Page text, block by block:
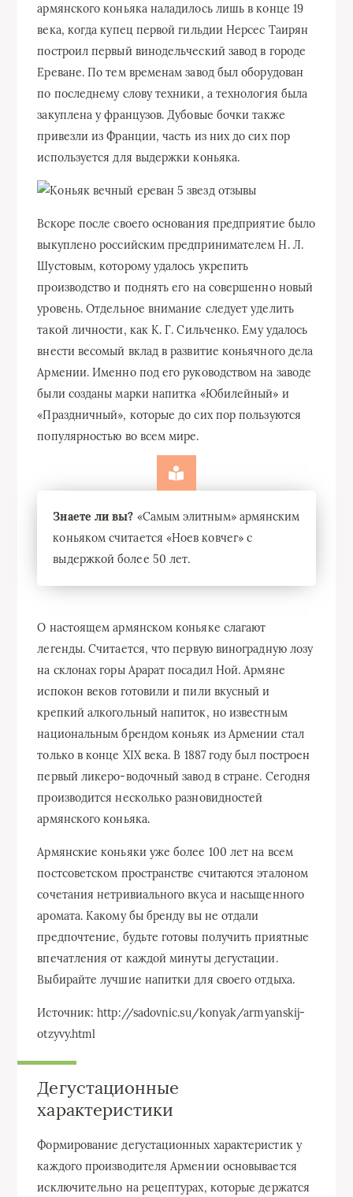
армянского коньяка наладилось лишь в конце 19
века, когда купец первой гильдии Нерсес Таирян
построил первый винодельческий завод в городе
Ереване. По тем временам завод был оборудован
по последнему слову техники, а технология была
закуплена у французов. Дубовые бочки также
привезли из Франции, часть из них до сих пор
используется для выдержки коньяка.
Вскоре после своего основания предприятие было
выкуплено российским предпринимателем Н. Л.
Шустовым, которому удалось укрепить
производство и поднять его на совершенно новый
уровень. Отдельное внимание следует уделить
такой личности, как К. Г. Сильченко. Ему удалось
внести весомый вклад в развитие коньячного дела
Армении. Именно под его руководством на заводе
были созданы марки напитка «Юбилейный» и
«Праздничный», которые до сих пор пользуются
популярностью во всем мире.
Знаете ли вы? «Самым элитным» армянским
коньяком считается «Ноев ковчег» с
выдержкой более 50 лет.
О настоящем армянском коньяке слагают
легенды. Считается, что первую виноградную лозу
на склонах горы Арарат посадил Ной. Армяне
испокон веков готовили и пили вкусный и
крепкий алкогольный напиток, но известным
национальным брендом коньяк из Армении стал
только в конце XIX века. В 1887 году был построен
первый ликеро-водочный завод в стране. Сегодня
производится несколько разновидностей
армянского коньяка.
Армянские коньяки уже более 100 лет на всем
постсоветском пространстве считаются эталоном
сочетания нетривиального вкуса и насыщенного
аромата. Какому бы бренду вы не отдали
предпочтение, будьте готовы получить приятные
впечатления от каждой минуты дегустации.
Выбирайте лучшие напитки для своего отдыха.
Источник: http://sadovnic.su/konyak/armyanskij-
otzyvy.html
Дегустационные
характеристики
Формирование дегустационных характеристик у
каждого производителя Армении основывается
исключительно на рецептурах, которые держатся